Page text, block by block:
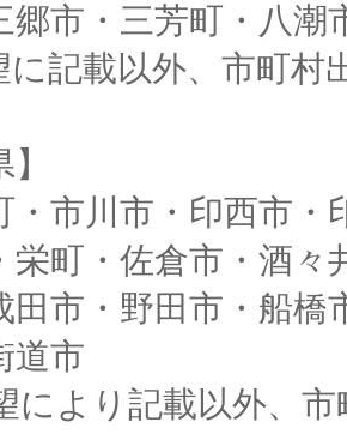
郷市・三芳町・八潮
記載以外、市町村
・市川市・印西市・
栄町・佐倉市・酒々
田市・野田市・船橋
道市
により記載以外、市